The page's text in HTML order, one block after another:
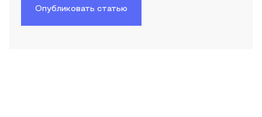
Опубликовать статью